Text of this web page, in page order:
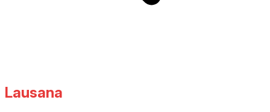
Lausana